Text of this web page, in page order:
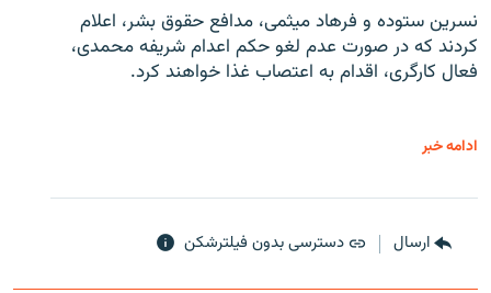
نسرین ستوده و فرهاد میثمی، مدافع حقوق بشر، اعلام
کردند که در صورت عدم لغو حکم اعدام شریفه محمدی،
فعال کارگری، اقدام به اعتصاب غذا خواهند کرد.
ادامه خبر
ارسال دسترسی بدون فیلترشکن